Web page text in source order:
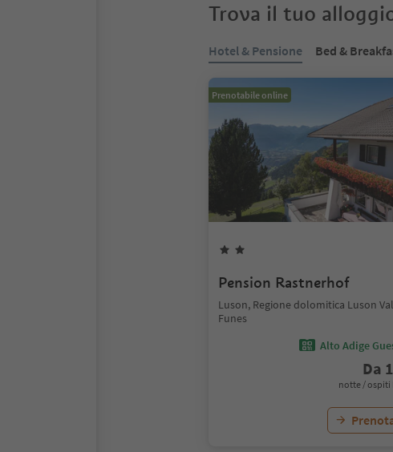
Trova il tuo
Hotel & Pensione Bed &
Prenotabile online
Pension Rastnerhof
Luson, Regione dolomitica Luson
Funes
Alto Adige
Da
notte / ospiti